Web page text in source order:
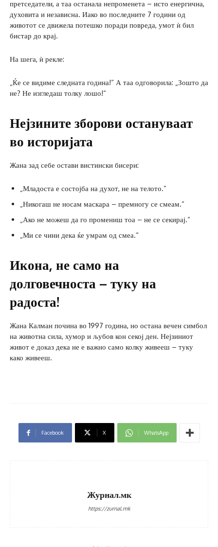
претседатели, а таа останала непроменета – исто енергична,
духовита и независна. Иако во последните 7 години од
животот се движела потешко поради повреда, умот ѝ бил
бистар до крај.
На шега, ѝ рекле:
„Ќе се видиме следната година!“ А таа одговорила: „Зошто да
не? Не изгледаш толку лошо!“
Нејзините зборови остануваат
во историјата
Жана зад себе остави вистински бисери:
„Младоста е состојба на духот, не на телото.“
„Никогаш не носам маскара – премногу се смеам.“
„Ако не можеш да го промениш тоа – не се секирај.“
„Ми се чини дека ќе умрам од смеа.“
Икона, не само на
долговечноста – туку на
радоста!
Жана Калман почина во 1997 година, но остана вечен симбол
на животна сила, хумор и љубов кон секој ден. Нејзиниот
живот е доказ дека не е важно само колку живееш – туку
како живееш.
Facebook X WhatsApp
Журнал.мк
https://zurnal.mk